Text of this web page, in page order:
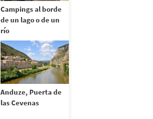
Campings al borde
de un lago o de un
río
Anduze, Puerta de
las Cevenas